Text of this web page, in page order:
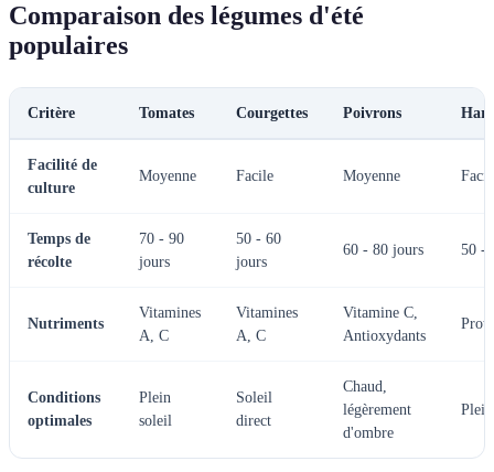
Comparaison des légumes d'été
populaires
Critère Tomates Courgettes Poivrons
Facilité de
culture
Moyenne Facile Moyenne
Temps de
récolte
70 - 90
jours
50 - 60
jours
60 - 80 jours 50 -
Nutriments
Vitamines
A, C
Vitamines
A, C
Vitamine C,
Antioxydants
Conditions
optimales
Plein
soleil
Soleil
direct
Chaud,
légèrement
d'ombre